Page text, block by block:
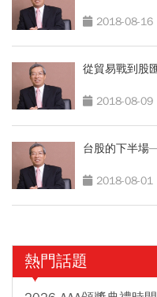
2018-08-16
從貿易戰到股
2018-08-09
台股的下半場
2018-08-01
熱門話題